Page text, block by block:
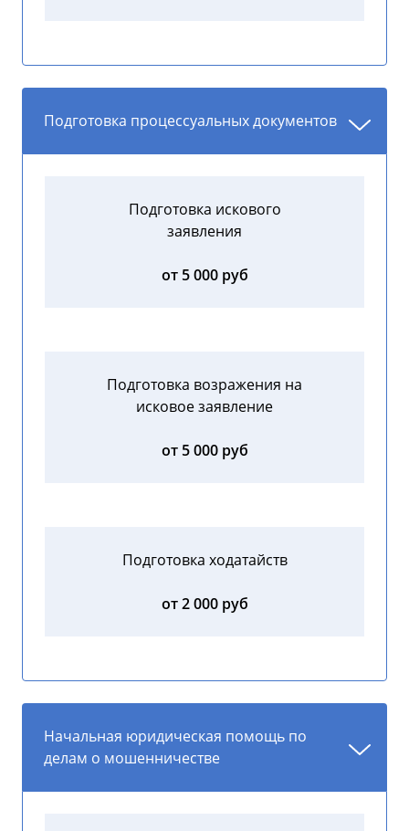
Подготовка процессуальных документов
Подготовка искового
заявления
от 5 000 руб
Подготовка возражения на
исковое заявление
от 5 000 руб
Подготовка ходатайств
от 2 000 руб
Начальная юридическая помощь по
делам о мошенничестве